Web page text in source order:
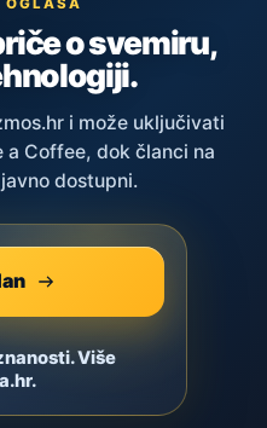
OGLASA
o svemiru,
i može uključivati
a Coffee, dok članci na
dostupni.
Više